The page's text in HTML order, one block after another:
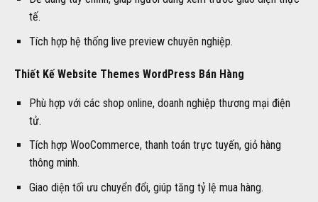
tế.
Tích hợp hệ thống live preview chuyên nghiệp.
Thiết Kế Website Themes WordPress Bán Hàng
Phù hợp với các shop online, doanh nghiệp thương mại điện
tử.
Tích hợp WooCommerce, thanh toán trực tuyến, giỏ hàng
thông minh.
Giao diện tối ưu chuyển đổi, giúp tăng tỷ lệ mua hàng.